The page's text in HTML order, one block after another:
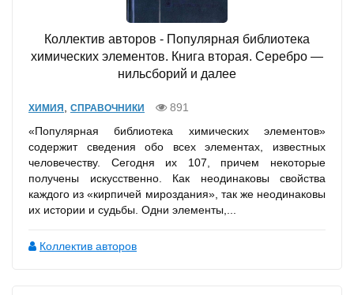
Коллектив авторов - Популярная библиотека
химических элементов. Книга вторая. Серебро —
нильсборий и далее
ХИМИЯ СПРАВОЧНИКИ
891
«Популярная библиотека химических элементов»
содержит сведения обо всех элементах, известных
человечеству. Сегодня их 107, причем некоторые
получены искусственно. Как неодинаковы свойства
каждого из «кирпичей мироздания», так же неодинаковы
их истории и судьбы. Одни элементы,...
Коллектив авторов